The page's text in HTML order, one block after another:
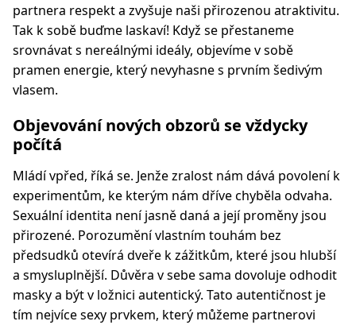
partnera respekt a zvyšuje naši přirozenou atraktivitu.
Tak k sobě buďme laskaví! Když se přestaneme
srovnávat s nereálnými ideály, objevíme v sobě
pramen energie, který nevyhasne s prvním šedivým
vlasem.
Objevování nových obzorů se vždycky
počítá
Mládí vpřed, říká se. Jenže zralost nám dává povolení k
experimentům, ke kterým nám dříve chyběla odvaha.
Sexuální identita není jasně daná a její proměny jsou
přirozené. Porozumění vlastním touhám bez
předsudků otevírá dveře k zážitkům, které jsou hlubší
a smysluplnější. Důvěra v sebe sama dovoluje odhodit
masky a být v ložnici autentický. Tato autentičnost je
tím nejvíce sexy prvkem, který můžeme partnerovi